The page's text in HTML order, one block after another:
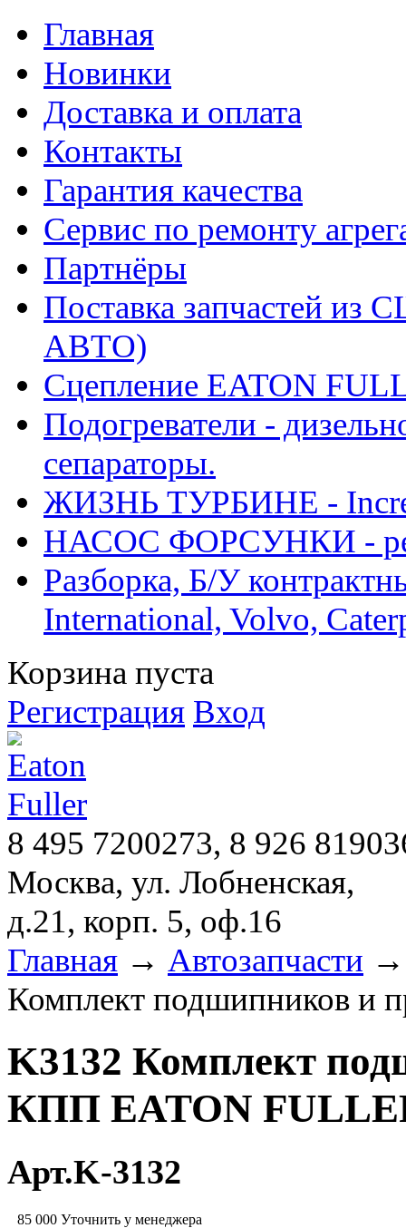
Главная
Новинки
Доставка и оплата
Контакты
Гарантия качества
Сервис по ремонту
Партнёры
Поставка запчастей
АВТО)
Сцепление EATON
Подогреватели -
сепараторы.
ЖИЗНЬ ТУРБИНЕ -
НАСОС ФОРСУНКИ -
Разборка, Б/У
International, Volvo,
Корзина пуста
Регистрация Вход
8 495 7200273, 8 926
Москва, ул. Лобненская,
д.21, корп. 5, оф.16
Главная → Автозапчасти
Комплект подшипников и
K3132 Комплект
КПП EATON
Арт.K-3132
85 000 Уточнить у менеджера